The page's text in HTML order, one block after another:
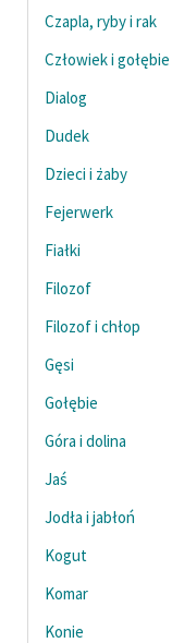
Ręce pełne poezji
Kolekcje edukacyjne
do domeny publicznej,
lektur szkolnych oraz
Odkurzamy
Szkoła Poezji
O nas
Kontakt
O projekcie
Zespół
Zasady wykorzystania
Wolnych Lektur
Logotypy
Czapla, ryby i rak
Człowiek i gołębie
Dialog
Dudek
Dzieci i żaby
Fejerwerk
Fiałki
Filozof
Filozof i chłop
Gęsi
Gołębie
Góra i dolina
Jaś
Jodła i jabłoń
Kogut
Komar
Konie